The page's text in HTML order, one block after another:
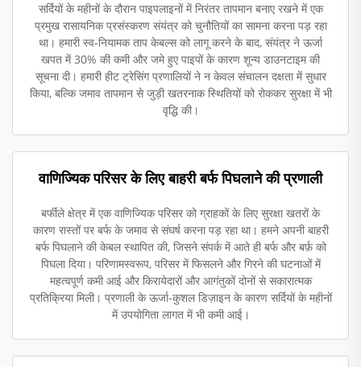
सर्दियों के महीनों के दौरान पाइपलाइनों में निरंतर तापमान बनाए रखने में एक
प्रमुख रासायनिक प्रसंस्करण संयंत्र को चुनौतियों का सामना करना पड़ रहा
था। हमारी स्व-नियामक ताप केबल्स को लागू करने के बाद, संयंत्र ने ऊर्जा
खपत में 30% की कमी और जमे हुए पाइपों के कारण शून्य डाउनटाइम की
सूचना दी। हमारी हीट ट्रेसिंग प्रणालियों ने न केवल संचालन दक्षता में सुधार
किया, बल्कि जमाव तापमान से जुड़ी खतरनाक स्थितियों को रोककर सुरक्षा में भी
वृद्धि की।
वाणिज्यिक परिसर के लिए बाहरी बर्फ पिघलाने की प्रणाली
बर्फीले क्षेत्र में एक वाणिज्यिक परिसर को ग्राहकों के लिए सुरक्षा खतरों के
कारण रास्तों पर बर्फ के जमाव से संघर्ष करना पड़ रहा था। हमने अपनी बाहरी
बर्फ पिघलाने की केबल स्थापित की, जिसने संपर्क में आते ही बर्फ और बर्फ़ को
पिघला दिया। परिणामस्वरूप, परिसर में फिसलने और गिरने की घटनाओं में
महत्वपूर्ण कमी आई और किरायेदारों और आगंतुकों दोनों से सकारात्मक
प्रतिक्रिया मिली। प्रणाली के ऊर्जा-कुशल डिज़ाइन के कारण सर्दियों के महीनों
में उपयोगिता लागत में भी कमी आई।